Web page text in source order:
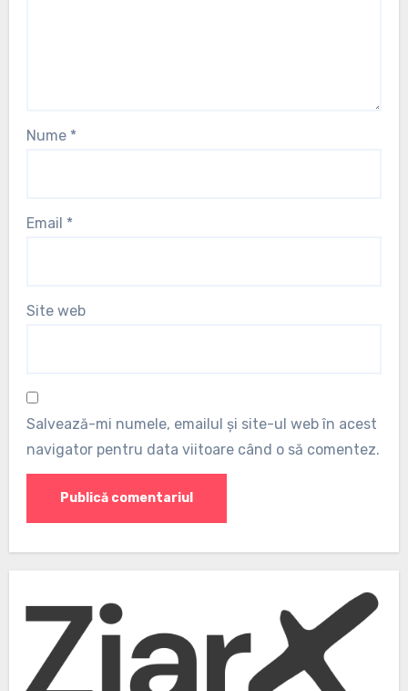
Nume *
Email *
Site web
Salvează-mi numele, emailul și site-ul web în acest
navigator pentru data viitoare când o să comentez.